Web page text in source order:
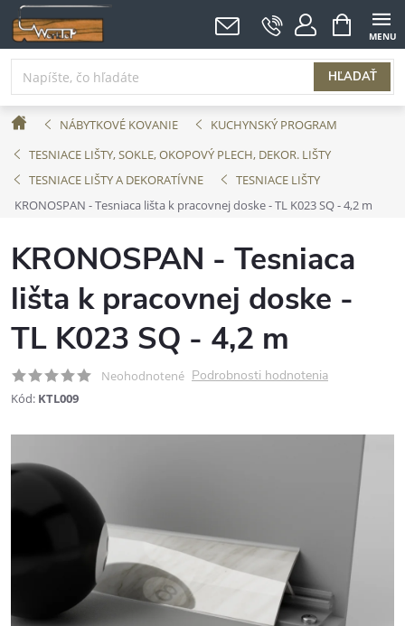
Prejsť
na
obsah
HĽADAŤ
NÁKUPNÝ
KOŠÍK
DomovNÁBYTKOVÉ KOVANIE
KUCHYNSKÝ PROGRAM
TESNIACE LIŠTY, SOKLE, OKOPOVÝ PLECH, DEKOR. LIŠTY
TESNIACE LIŠTY A DEKORATÍVNE
TESNIACE LIŠTY
KRONOSPAN - Tesniaca lišta k pracovnej doske - TL K023 SQ - 4,2 m
KRONOSPAN - Tesniaca
lišta k pracovnej doske -
TL K023 SQ - 4,2 m
Neohodnotené Podrobnosti hodnotenia
Kód: KTL009